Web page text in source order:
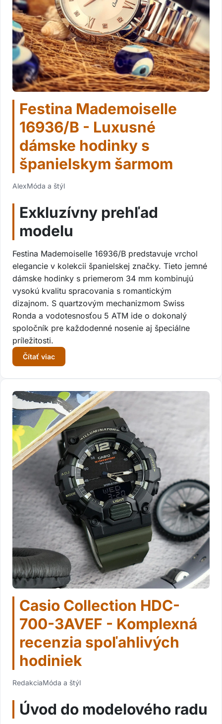
Festina Mademoiselle
16936/B - Luxusné
dámske hodinky s
španielskym šarmom
AlexMóda a štýl
Exkluzívny prehľad
modelu
Festina Mademoiselle 16936/B predstavuje vrchol
elegancie v kolekcii španielskej značky. Tieto jemné
dámske hodinky s priemerom 34 mm kombinujú
vysokú kvalitu spracovania s romantickým
dizajnom. S quartzovým mechanizmom Swiss
Ronda a vodotesnosťou 5 ATM ide o dokonalý
spoločník pre každodenné nosenie aj špeciálne
príležitosti.
Čítať viac
Casio Collection HDC-
700-3AVEF - Komplexná
recenzia spoľahlivých
hodiniek
RedakciaMóda a štýl
Úvod do modelového radu